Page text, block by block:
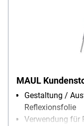
MAUL
Gestaltung /
Reflexionsfolie
Verwendung für